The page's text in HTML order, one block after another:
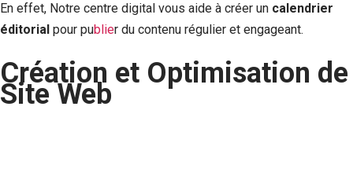
En effet, Notre centre digital vous aide à créer un calendrier
éditorial pour publier du contenu régulier et engageant.
Création et Optimisation de
Site Web